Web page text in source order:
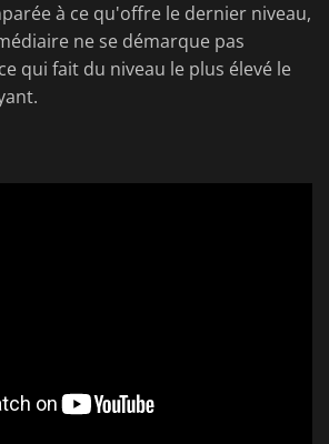
à ce qu'offre le dernier niveau,
ne se démarque pas
qui fait du niveau le plus élevé le